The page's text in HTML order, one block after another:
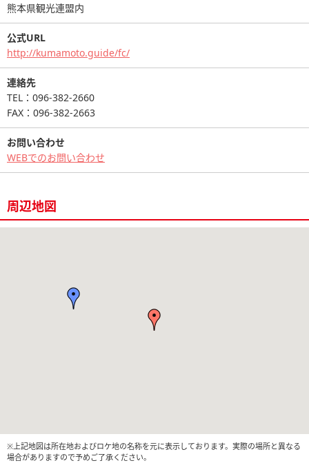
熊本県観光連盟内
公式URL
http://kumamoto.guide/fc/
連絡先
TEL：096-382-2660
FAX：096-382-2663
お問い合わせ
WEBでのお問い合わせ
周辺地図
※上記地図は所在地およびロケ地の名称を元に表示しております。実際の場所と異なる
場合がありますので予めご了承ください。